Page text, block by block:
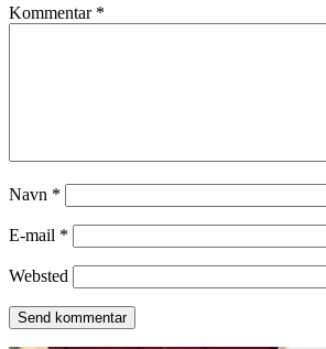
Kommentar *
Navn *
E-mail *
Websted